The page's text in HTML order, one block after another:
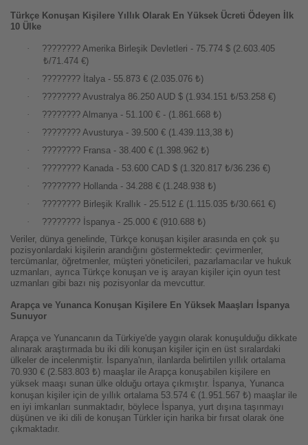
Türkçe Konuşan Kişilere Yıllık Olarak En Yüksek Ücreti Ödeyen İlk
10 Ülke
· ????????Amerika Birleşik Devletleri - 75.774 $ (2.603.405
₺/71.474 €)
·
????????İtalya - 55.873 € (2.035.076 ₺)
·
????????Avustralya 86.250 AUD $ (1.934.151 ₺/53.258 €)
·
????????Almanya - 51.100 € - (1.861.668 ₺)
·
????????Avusturya - 39.500 € (1.439.113,38 ₺)
·
????????Fransa - 38.400 € (1.398.962 ₺)
·
????????Kanada - 53.600 CAD $ (1.320.817 ₺/36.236 €)
·
????????Hollanda - 34.288 € (1.248.938 ₺)
·
????????Birleşik Krallık - 25.512 £ (1.115.035 ₺/30.661 €)
·
????????İspanya - 25.000 € (910.688 ₺)
Veriler, dünya genelinde, Türkçe konuşan kişiler arasında en çok şu
pozisyonlardaki kişilerin arandığını göstermektedir: çevirmenler,
tercümanlar, öğretmenler, müşteri yöneticileri, pazarlamacılar ve hukuk
uzmanları, ayrıca Türkçe konuşan ve iş arayan kişiler için oyun test
uzmanları gibi bazı niş pozisyonlar da mevcuttur.
Arapça ve Yunanca Konuşan Kişilere En Yüksek Maaşları İspanya
Sunuyor
Arapça ve Yunancanın da Türkiye'de yaygın olarak konuşulduğu dikkate
alınarak araştırmada bu iki dili konuşan kişiler için en üst sıralardaki
ülkeler de incelenmiştir. İspanya'nın, ilanlarda belirtilen yıllık ortalama
70.930 € (2.583.803 ₺) maaşlar ile Arapça konuşabilen kişilere en
yüksek maaşı sunan ülke olduğu ortaya çıkmıştır. İspanya, Yunanca
konuşan kişiler için de yıllık ortalama 53.574 € (1.951.567 ₺) maaşlar ile
en iyi imkanları sunmaktadır, böylece İspanya, yurt dışına taşınmayı
düşünen ve iki dili de konuşan Türkler için harika bir fırsat olarak öne
çıkmaktadır.